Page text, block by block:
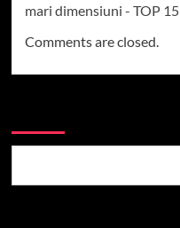
mari dimensiuni - TOP 15
Comments are closed.